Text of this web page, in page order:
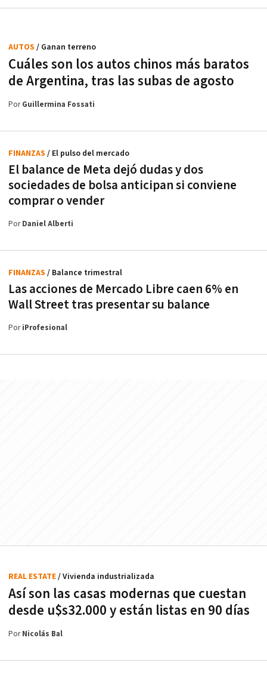
Cuáles son los autos chinos más baratos
de Argentina, tras las subas de agosto
AUTOS / Ganan terreno
PorGuillermina Fossati
El balance de Meta dejó dudas y dos
sociedades de bolsa anticipan si conviene
comprar o vender
FINANZAS / El pulso del mercado
PorDaniel Alberti
Las acciones de Mercado Libre caen 6% en
Wall Street tras presentar su balance
FINANZAS / Balance trimestral
PoriProfesional
Así son las casas modernas que cuestan
desde u$s32.000 y están listas en 90 días
REAL ESTATE/ Vivienda industrializada
PorNicolás Bal